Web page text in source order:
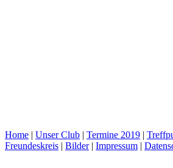
Home | Unser Club | Termine 2019 |
Freundeskreis | Bilder| Impressum |